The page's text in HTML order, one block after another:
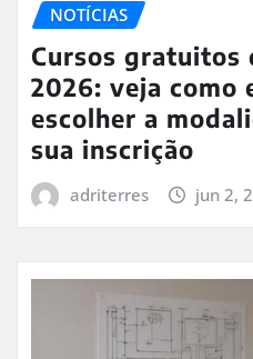
NOTÍCIAS
Cursos gratuitos
2026: veja como
escolher a
sua inscrição
adriterres jun 2,